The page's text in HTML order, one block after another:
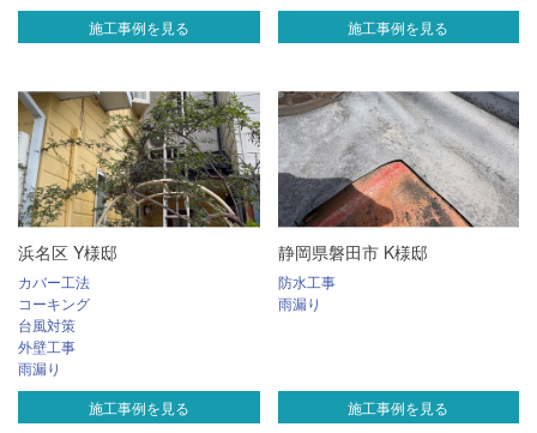
施工事例を見る
施工事例を見る
浜名区 Y様邸
カバー工法
コーキング
台風対策
外壁工事
雨漏り
施工事例を見る
静岡県磐田市 K様邸
防水工事
雨漏り
施工事例を見る